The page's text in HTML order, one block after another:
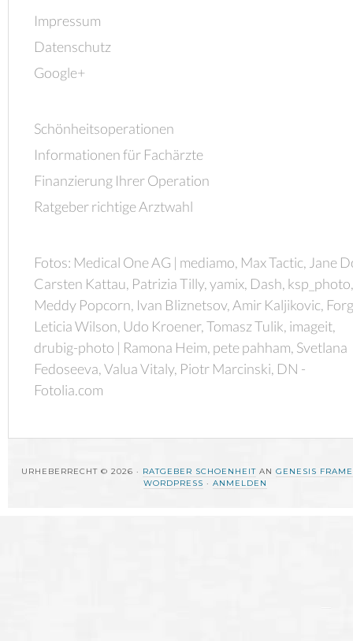
Impressum
Datenschutz
Google+
Schönheitsoperationen
Informationen für Fachärzte
Finanzierung Ihrer Operation
Ratgeber richtige Arztwahl
Fotos: Medical One AG | mediamo, Max Tactic, Jane
Carsten Kattau, Patrizia Tilly, yamix, Dash, ksp_photo,
Meddy Popcorn, Ivan Bliznetsov, Amir Kaljikovic,
Leticia Wilson, Udo Kroener, Tomasz Tulik, imageit,
drubig-photo | Ramona Heim, pete pahham, Svetlana
Fedoseeva, Valua Vitaly, Piotr Marcinski, DN -
Fotolia.com
URHEBERRECHT © 2026 · RATGEBER SCHOENHEIT AN GENESIS
WORDPRESS · ANMELDEN